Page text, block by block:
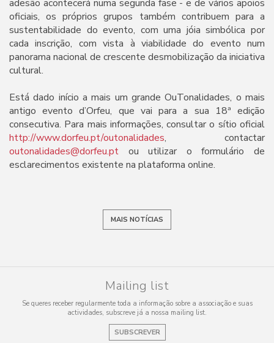
adesão acontecerá numa segunda fase - e de vários apoios
oficiais, os próprios grupos também contribuem para a
sustentabilidade do evento, com uma jóia simbólica por
cada inscrição, com vista à viabilidade do evento num
panorama nacional de crescente desmobilização da iniciativa
cultural.
Está dado início a mais um grande OuTonalidades, o mais
antigo evento d’Orfeu, que vai para a sua 18ª edição
consecutiva. Para mais informações, consultar o sítio oficial
http://www.dorfeu.pt/outonalidades, contactar
outonalidades@dorfeu.pt ou utilizar o formulário de
esclarecimentos existente na plataforma online.
MAIS NOTÍCIAS
Mailing list
Se queres receber regularmente toda a informação sobre a associação e suas
actividades, subscreve já a nossa mailing list.
SUBSCREVER